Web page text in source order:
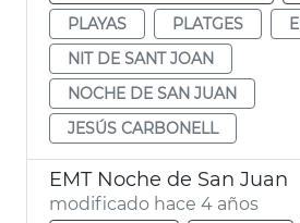
PLAYAS
PLATGES
NIT DE SANT JOAN
NOCHE DE SAN JUAN
JESÚS CARBONELL
EMT Noche de San Juan
modificado hace 4 años